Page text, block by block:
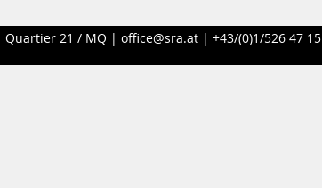
Quartier 21 / MQ | office@sra.at | +43/(0)1/526 47 15